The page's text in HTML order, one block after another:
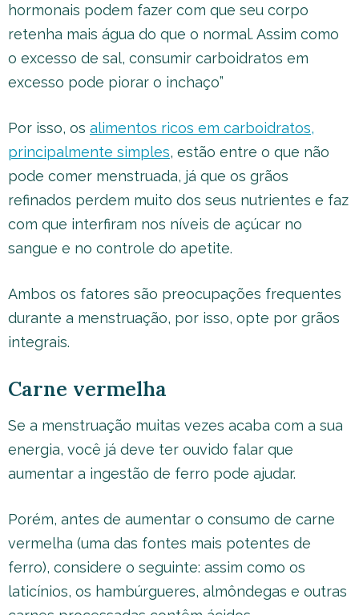
hormonais podem fazer com que seu corpo
retenha mais água do que o normal. Assim como
o excesso de sal, consumir carboidratos em
excesso pode piorar o inchaço”
Por isso, os alimentos ricos em carboidratos,
principalmente simples, estão entre o que não
pode comer menstruada, já que os grãos
refinados perdem muito dos seus nutrientes e faz
com que interfiram nos níveis de açúcar no
sangue e no controle do apetite.
Ambos os fatores são preocupações frequentes
durante a menstruação, por isso, opte por grãos
integrais.
Carne vermelha
Se a menstruação muitas vezes acaba com a sua
energia, você já deve ter ouvido falar que
aumentar a ingestão de ferro pode ajudar.
Porém, antes de aumentar o consumo de carne
vermelha (uma das fontes mais potentes de
ferro), considere o seguinte: assim como os
laticínios, os hambúrgueres, almôndegas e outras